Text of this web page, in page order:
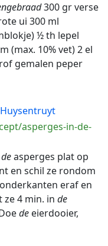
300 gr verse
ui 300 ml
½ th lepel
(max. 10% vet) 2 el
gemalen peper
asperges-in-de-
deasperges plat op
en schil ze rondom
onderkanten eraf en
ze 4 min. in de
de eierdooier,